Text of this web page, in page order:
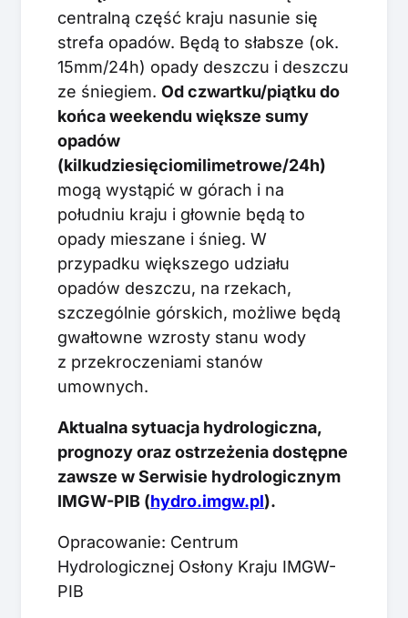
centralną część kraju nasunie się
strefa opadów. Będą to słabsze (ok.
15mm/24h) opady deszczu i deszczu
ze śniegiem. Od czwartku/piątku do
końca weekendu większe sumy
opadów
(kilkudziesięciomilimetrowe/24h)
mogą wystąpić w górach i na
południu kraju i głownie będą to
opady mieszane i śnieg. W
przypadku większego udziału
opadów deszczu, na rzekach,
szczególnie górskich, możliwe będą
gwałtowne wzrosty stanu wody
z przekroczeniami stanów
umownych.
Aktualna sytuacja hydrologiczna,
prognozy oraz ostrzeżenia dostępne
zawsze w Serwisie hydrologicznym
IMGW-PIB (hydro.imgw.pl).
Opracowanie: Centrum
Hydrologicznej Osłony Kraju IMGW-
PIB